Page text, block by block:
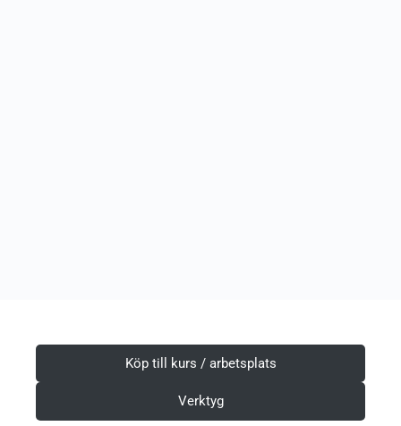
Köp till kurs / arbetsplats
Verktyg